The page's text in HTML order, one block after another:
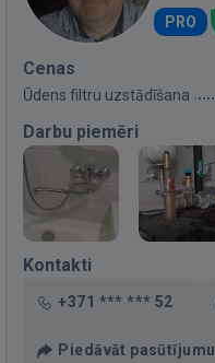
PRO
Cenas
Ūdens filtru uzstādīšana
Darbu piemēri
Kontakti
+371 *** *** 52
Piedāvāt pasūtījumu